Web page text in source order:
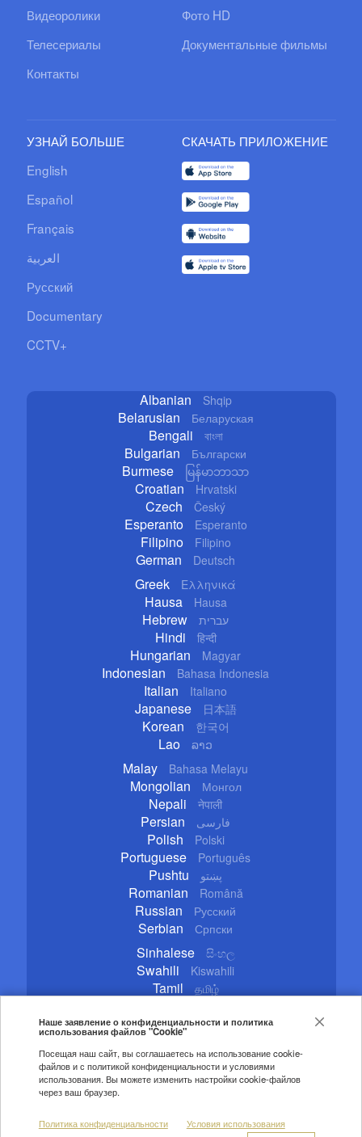
Видеоролики
Фото HD
Телесериалы
Документальные фильмы
Контакты
УЗНАЙ БОЛЬШЕ
English
Español
Français
العربية
Русский
Documentary
CCTV+
СКАЧАТЬ ПРИЛОЖЕНИЕ
Albanian Shqip
Belarusian Беларуская
Bengali বাংলা
Bulgarian Български
Burmese မြန်မာဘာသာ
Croatian Hrvatski
Czech Český
Esperanto Esperanto
Filipino Filipino
German Deutsch
Greek Ελληνικά
Hausa Hausa
Hebrew עברית
Hindi हिन्दी
Hungarian Magyar
Indonesian Bahasa Indonesia
Italian Italiano
Japanese 日本語
Korean 한국어
Lao ລາວ
Malay Bahasa Melayu
Mongolian Монгол
Nepali नेपाली
Persian فارسی
Polish Polski
Portuguese Português
Pushtu پښتو
Romanian Română
Russian Русский
Serbian Српски
Sinhalese සිංහල
Swahili Kiswahili
Tamil தமிழ்
Turkish Türkçe
Ukrainian
Urdu اردو
Vietnamese Tiếng Việt
Правила цитирования
Авторские права
Наше заявление о конфиденциальности и политика
использования файлов "Cookie"
Посещая наш сайт, вы соглашаетесь на использование cookie-
файлов и с политикой конфиденциальности и условиями
использования. Вы можете изменить настройки cookie-файлов
через ваш браузер.
Политика конфиденциальности
Условия использования